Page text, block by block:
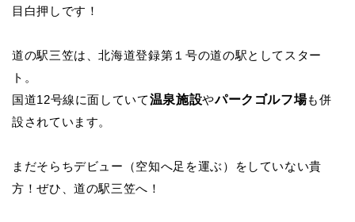
目白押しです！
道の駅三笠は、北海道登録第１号の道の駅としてスター
ト。
国道12号線に面していて温泉施設やパークゴルフ場も併
設されています。
まだそらちデビュー（空知へ足を運ぶ）をしていない貴
方！ぜひ、道の駅三笠へ！